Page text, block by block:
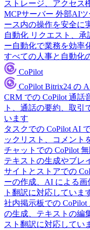
ストレージ、アクセス
MCPサーバー 外部AIツ
ース内の操作を安全に
自動化 リクエスト、承
ー自動化で業務を効率
すべての人事と自動化
CoPilot
CoPilot Bitrix24 の
CRM での CoPilot 通話
ト、通話の要約、取引
います
タスクでの CoPilot AI
ックリスト、コメント
チャットでの CoPilot
テキストの生成やブレ
サイトとストアでの
ーの作成、AI による
ト翻訳に対応していま
社内掲示板での CoPilot
の生成、テキストの編
スト翻訳に対応してい